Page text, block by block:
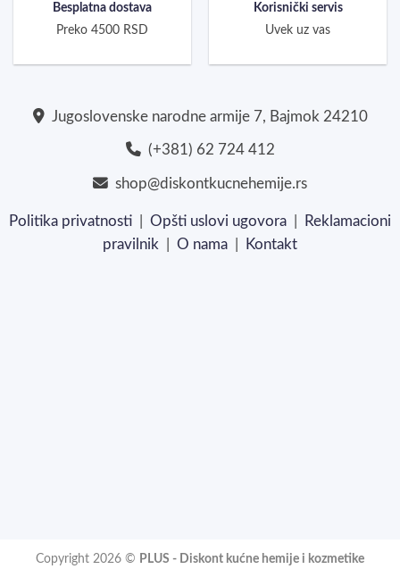
Besplatna dostava
Preko 4500 RSD
Korisnički servis
Uvek uz vas
Jugoslovenske narodne armije 7, Bajmok 24210
(+381) 62 724 412
shop@diskontkucnehemije.rs
Politika privatnosti Opšti uslovi ugovora
Reklamacioni
pravilnik
O nama Kontakt
Copyright 2026 © PLUS - Diskont kućne hemije i kozmetike